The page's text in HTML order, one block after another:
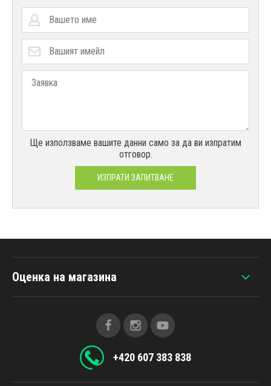
Ще използваме вашите данни само за да ви изпратим
отговор.
ИЗПРАТИ ЗАПИТВАНЕ
Оценка на магазина
+420 607 383 838